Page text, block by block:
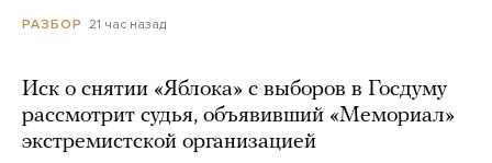
РАЗБОР 21 час назад
Иск о снятии «Яблока» с выборов в Госдуму
рассмотрит судья, объявивший «Мемориал»
экстремистской организацией